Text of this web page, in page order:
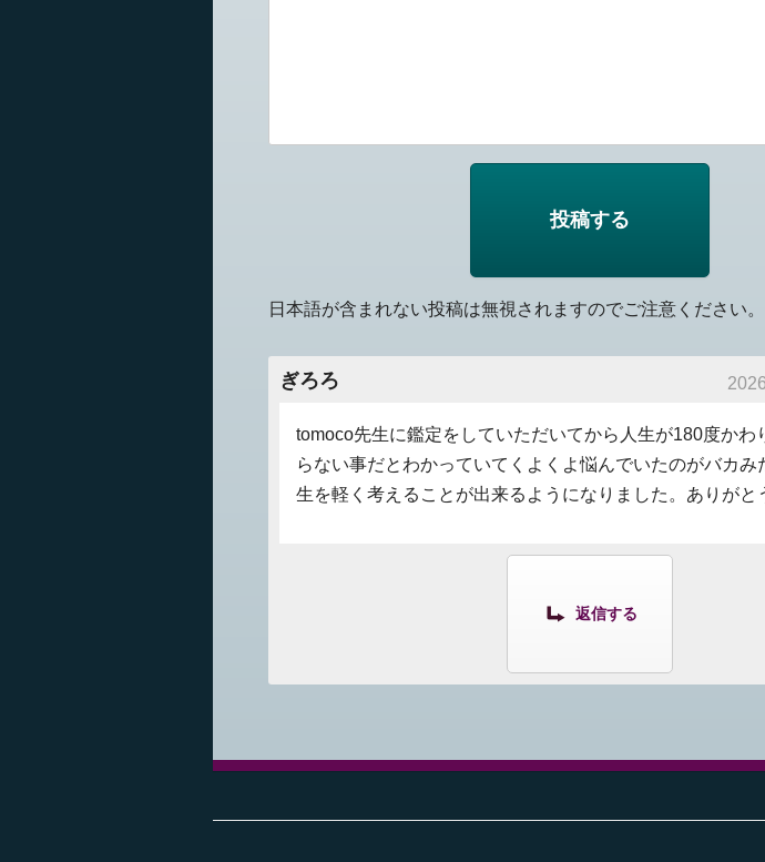
日本語が含まれない投稿は無視されますのでご注意ください。
ぎろろ
tomoco先生に鑑定をしていただいてから人生が180度かわ
らない事だとわかっていてくよくよ悩んでいたのがバカみ
生を軽く考えることが出来るようになりました。ありがと
返信する